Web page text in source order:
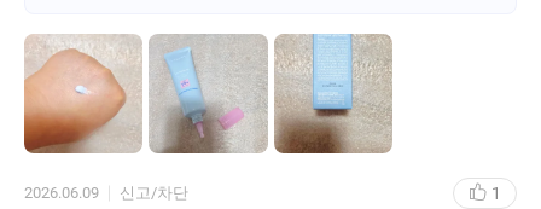
2026.06.09 신고/차단 1